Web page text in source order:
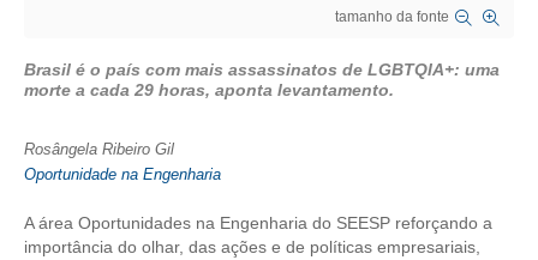
CONSELHO TECNOLÓGICO
COMPOSIÇÃO
CONSELHOS ASSESSORES
tamanho da fonte
Brasil é o país com mais assassinatos de LGBTQIA+: uma
morte a cada 29 horas, aponta levantamento.
Rosângela Ribeiro Gil
Oportunidade na Engenharia
A área Oportunidades na Engenharia do SEESP reforçando a
importância do olhar, das ações e de políticas empresariais,